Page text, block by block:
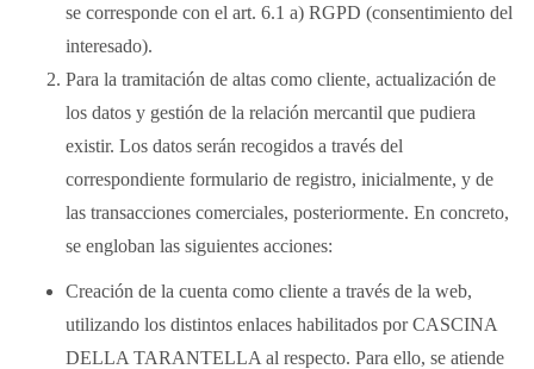
se corresponde con el art. 6.1 a) RGPD (consentimiento del
interesado).
Para la tramitación de altas como cliente, actualización de
los datos y gestión de la relación mercantil que pudiera
existir. Los datos serán recogidos a través del
correspondiente formulario de registro, inicialmente, y de
las transacciones comerciales, posteriormente. En concreto,
se engloban las siguientes acciones:
Creación de la cuenta como cliente a través de la web,
utilizando los distintos enlaces habilitados por CASCINA
DELLA TARANTELLA al respecto. Para ello, se atiende